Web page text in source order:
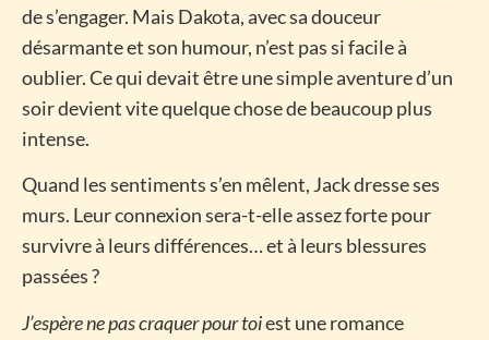
de s’engager. Mais Dakota, avec sa douceur
désarmante et son humour, n’est pas si facile à
oublier. Ce qui devait être une simple aventure d’un
soir devient vite quelque chose de beaucoup plus
intense.
Quand les sentiments s’en mêlent, Jack dresse ses
murs. Leur connexion sera-t-elle assez forte pour
survivre à leurs différences… et à leurs blessures
passées ?
J’espère ne pas craquer pour toiest une romance